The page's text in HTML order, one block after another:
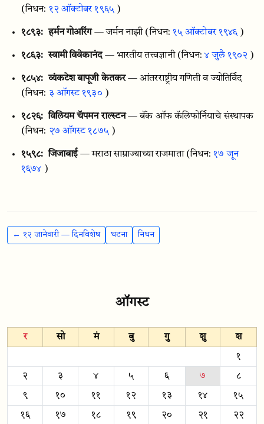
(निधन: १२ ऑक्टोबर १९६५ )
१८९३: हर्मन गोअरिंग — जर्मन नाझी (निधन:१५ ऑक्टोबर १९४६ )
१८६३: स्वामी विवेकानंद — भारतीय तत्त्वज्ञानी (निधन:४ जुलै १९०२ )
१८५४: व्यंकटेश बापूजी केतकर — आंतरराष्ट्रीय गणिती व ज्योतिर्विद
(निधन: ३ ऑगस्ट १९३० )
१८२६: विलियम चॅपमन राल्स्टन — बॅंक ऑफ कॅलिफोर्नियाचे संस्थापक
(निधन: २७ ऑगस्ट १८७५ )
१५९८: जिजाबाई — मराठा साम्राज्याच्या राजमाता (निधन:१७ जून
१६७४ )
← १२ जानेवारी — दिनविशेष घटना निधन
ऑगस्ट
र सो मं बु गु शु श
१
२ ३ ४ ५ ६ ७ ८
९ १० ११ १२ १३ १४ १५
१६ १७ १८ १९ २० २१ २२